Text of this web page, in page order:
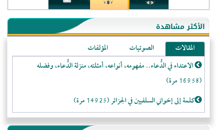
الأكثر مشاهدة
المقالات الصوتيات
المؤلفات
الاعتداء في الدُّعاء.. مفهومه، أنواعه، أمثلته، منزلة الدُّعاء، وفضله
(16958 مرة)
كلمة إلى إخواني السلفيين في الجزائر (14925 مرة)
لا تتَّبعوا عورات الـمسلمين (13373 مرة)
- الولايات المتحدة (72262)
- فيتنام (21499)
-غير معروف (21133)
- الصين (10600)
- كندا (10255)
- فرنسا (9109)
- المملكة المتحدة (5499)
- روسيا (5499)